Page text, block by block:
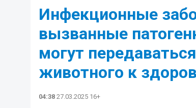
Инфекционные
вызванные
могут
животного к
04:38 27.03.2025 16+